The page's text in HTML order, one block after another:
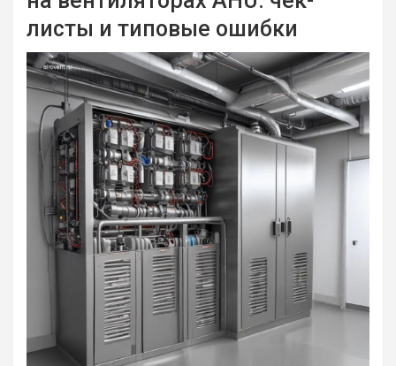
листы и типовые ошибки